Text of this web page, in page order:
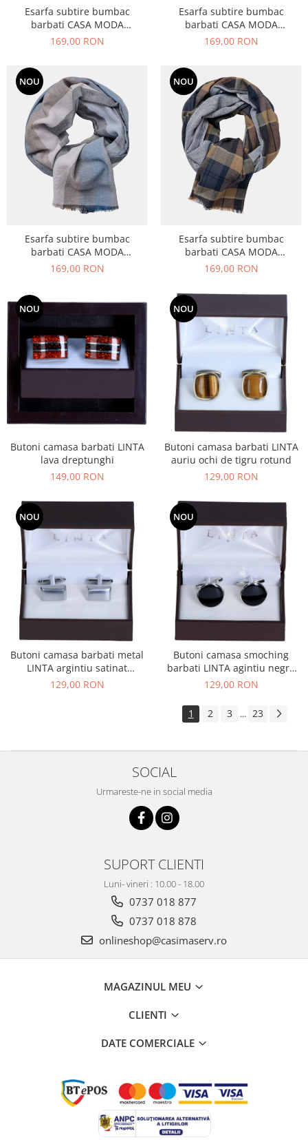
Esarfa subtire bumbac
barbati CASA MODA
albastru/galben carouri
169,00 RON
Esarfa subtire bumbac
barbati CASA MODA
verde/albastru dungi late
169,00 RON
NOU
Esarfa subtire bumbac
barbati CASA MODA
albastru/maro dungi late
169,00 RON
NOU
Esarfa subtire bumbac
barbati CASA MODA
maro/bleumarin carouri
169,00 RON
NOU
Butoni camasa barbati LINTA
lava dreptunghi
149,00 RON
NOU
Butoni camasa barbati LINTA
auriu ochi de tigru rotund
129,00 RON
NOU
Butoni camasa barbati metal
LINTA argintiu satinat
dreptunghi
129,00 RON
NOU
Butoni camasa smoching
barbati LINTA agintiu negru
rotund
129,00 RON
1 2 3 ... 23
SOCIAL
Urmareste-ne in social media
SUPORT CLIENTI
Luni- vineri : 10.00 - 18.00
0737 018 877
0737 018 878
onlineshop@casimaserv.ro
MAGAZINUL MEU
CLIENTI
DATE COMERCIALE